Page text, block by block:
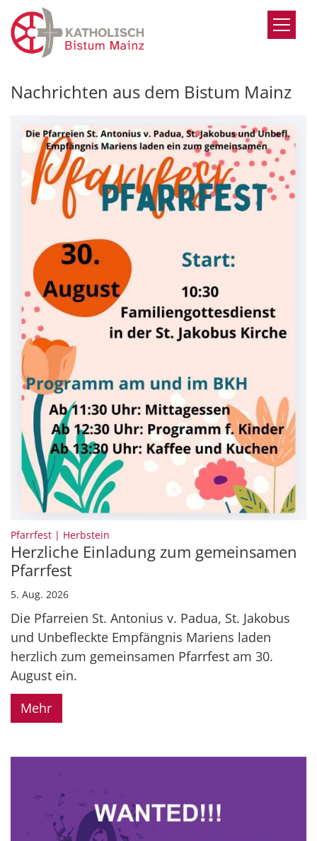
Zum Inhalt springen
Nachrichten aus dem Bistum Mainz
Pfarrfest | Herbstein
Herzliche Einladung zum gemeinsamen
Pfarrfest
5. Aug. 2026
Die Pfarreien St. Antonius v. Padua, St. Jakobus
und Unbefleckte Empfängnis Mariens laden
herzlich zum gemeinsamen Pfarrfest am 30.
August ein.
Mehr